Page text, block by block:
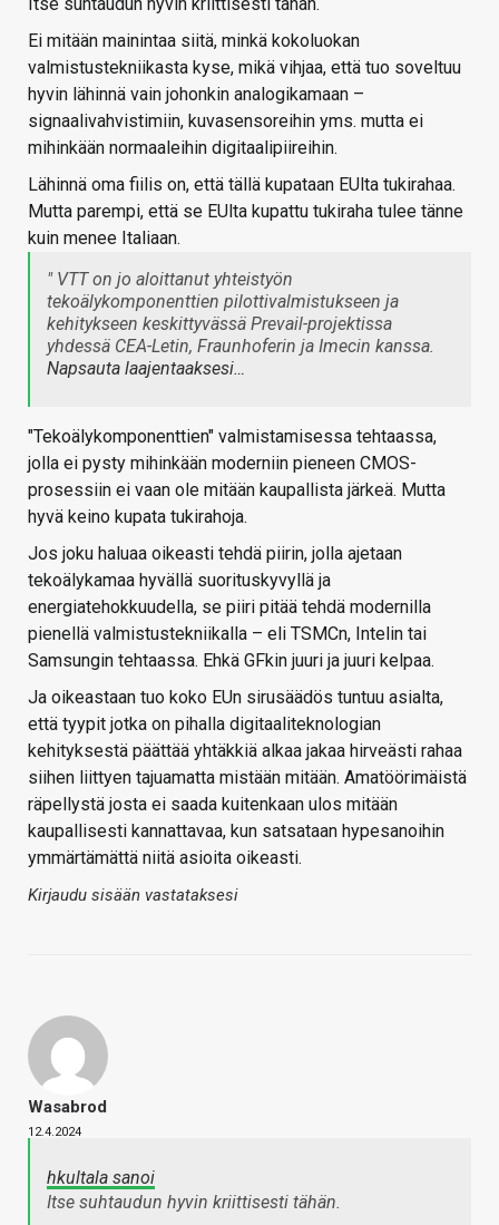
Ei mitään mainintaa siitä, minkä kokoluokan
valmistustekniikasta kyse, mikä vihjaa, että tuo soveltuu
hyvin lähinnä vain johonkin analogikamaan –
signaalivahvistimiin, kuvasensoreihin yms. mutta ei
mihinkään normaaleihin digitaalipiireihin.
Lähinnä oma fiilis on, että tällä kupataan EUlta tukirahaa.
Mutta parempi, että se EUlta kupattu tukiraha tulee tänne
kuin menee Italiaan.
" VTT on jo aloittanut yhteistyön
tekoälykomponenttien pilottivalmistukseen ja
kehitykseen keskittyvässä Prevail-projektissa
yhdessä CEA-Letin, Fraunhoferin ja Imecin kanssa.
Napsauta laajentaaksesi…
"Tekoälykomponenttien" valmistamisessa tehtaassa,
jolla ei pysty mihinkään moderniin pieneen CMOS-
prosessiin ei vaan ole mitään kaupallista järkeä. Mutta
hyvä keino kupata tukirahoja.
Jos joku haluaa oikeasti tehdä piirin, jolla ajetaan
tekoälykamaa hyvällä suorituskyvyllä ja
energiatehokkuudella, se piiri pitää tehdä modernilla
pienellä valmistustekniikalla – eli TSMCn, Intelin tai
Samsungin tehtaassa. Ehkä GFkin juuri ja juuri kelpaa.
Ja oikeastaan tuo koko EUn sirusäädös tuntuu asialta,
että tyypit jotka on pihalla digitaaliteknologian
kehityksestä päättää yhtäkkiä alkaa jakaa hirveästi rahaa
siihen liittyen tajuamatta mistään mitään. Amatöörimäistä
räpellystä josta ei saada kuitenkaan ulos mitään
kaupallisesti kannattavaa, kun satsataan hypesanoihin
ymmärtämättä niitä asioita oikeasti.
Kirjaudu sisään vastataksesi
Wasabrod
12.4.2024
hkultala sanoi
Itse suhtaudun hyvin kriittisesti tähän.